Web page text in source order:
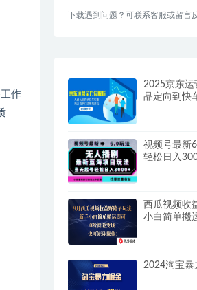
作
下载遇到问题？可联系客服或留言
2025京东运
品定向到快
视频号最新
轻松日入
西瓜视频收
小白简单搬